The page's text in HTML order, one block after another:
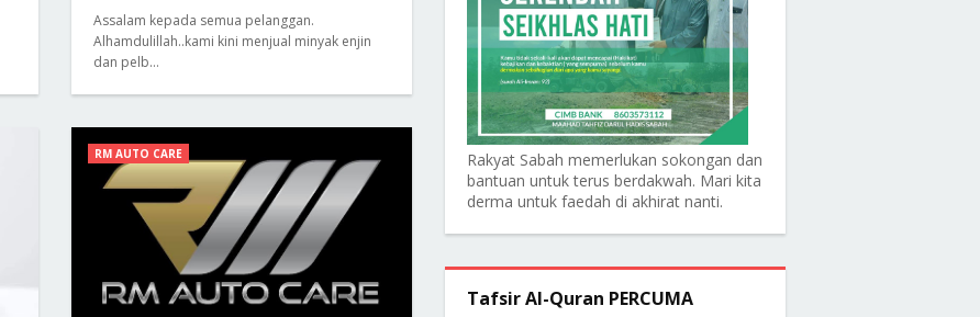
Assalam kepada semua pelanggan.
Alhamdulillah..kami kini menjual minyak enjin
dan pelb…
RM AUTO CARE
Rakyat Sabah memerlukan sokongan dan
bantuan untuk terus berdakwah. Mari kita
derma untuk faedah di akhirat nanti.
Tafsir Al-Quran PERCUMA